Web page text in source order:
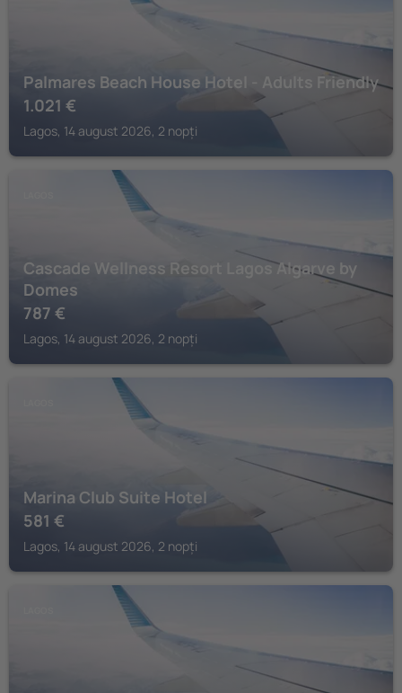
Palmares Beach House Hotel - Adults Friendly
1.021 €
Lagos, 14 august 2026, 2 nopți
Cascade Wellness Resort Lagos Algarve by
Domes
787 €
Lagos, 14 august 2026, 2 nopți
Marina Club Suite Hotel
581 €
Lagos, 14 august 2026, 2 nopți